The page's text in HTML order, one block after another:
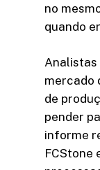
no
quando
Analistas
mercado
de
pender
informe
FCStone